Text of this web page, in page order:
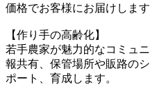
価格でお客様にお届けします
【作り手の高齢化】
若手農家が魅力的なコミュ
報共有、保管場所や販路の
ポート、育成します。